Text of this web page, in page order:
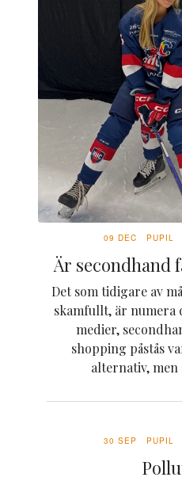
09 DEC PUPIL
Är secondhand
Det som tidigare av
skamfullt, är numera
medier,
shopping påstås
alternativ, men
30 SEP PUPIL